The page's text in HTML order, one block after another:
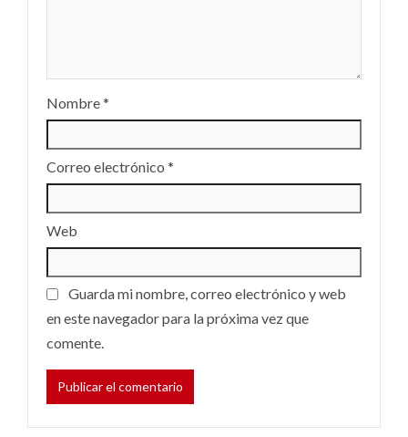
Nombre*
Correo electrónico *
Web
Guarda mi nombre, correo electrónico y web
en este navegador para la próxima vez que
comente.